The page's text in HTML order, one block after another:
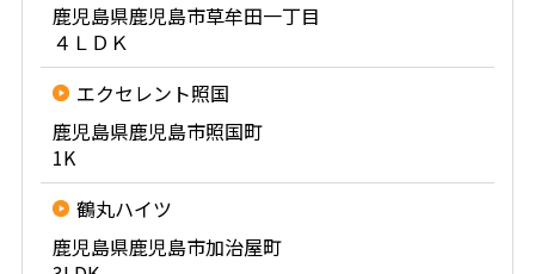
鹿児島県鹿児島市草牟田一丁目
４ＬＤＫ
エクセレント照国
鹿児島県鹿児島市照国町
1K
鶴丸ハイツ
鹿児島県鹿児島市加治屋町